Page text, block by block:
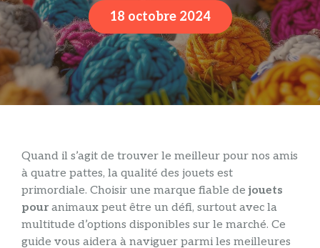
18 octobre 2024
Quand il s’agit de trouver le meilleur pour nos amis
à quatre pattes, la qualité des jouets est
primordiale. Choisir une marque fiable de jouets
pouranimaux peut être un défi, surtout avec la
multitude d’options disponibles sur le marché. Ce
guide vous aidera à naviguer parmi les meilleures